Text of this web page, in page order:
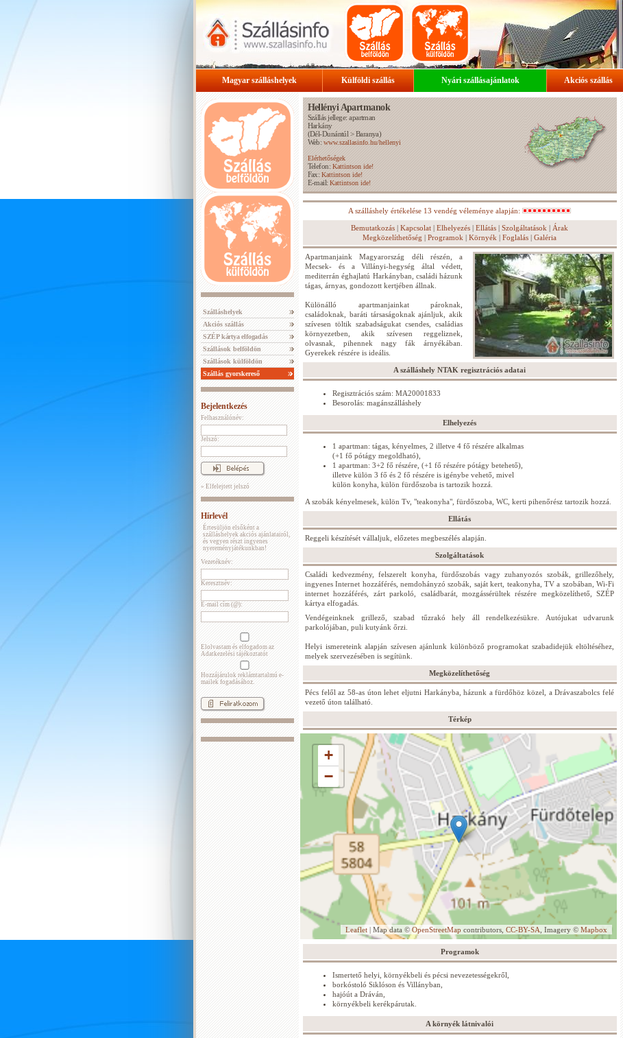
Magyar szálláshelyek Külföldi szállás Nyári szállásajánlatok Akciós szállás
Szálláshelyek
Akciós szállás
SZÉP kártya elfogadás
Szállások belföldön
Szállások külföldön
Szállás gyorskereső
Bejelentkezés
Felhasználónév:
Jelszó:
» Elfelejtett jelszó
Hírlevél
Értesüljön elsőként a
szálláshelyek akciós ajánlatairól,
és vegyen részt ingyenes
nyereményjátékunkban!
Vezetéknév:
Keresztnév:
E-mail cím (@):
Elolvastam és elfogadom az
Adatkezelési tájékoztatót
Hozzájárulok reklámtartalmú e-
mailek fogadásához.
Hellényi Apartmanok
Szállás jellege: apartman
Harkány
(Dél-Dunántúl >Baranya)
Web: www.szallasinfo.hu/hellenyi
Elérhetőségek
Telefon: Kattintson ide!
Fax: Kattintson ide!
E-mail:Kattintson ide!
A szálláshely értékelése 13 vendég véleménye alapján:
Bemutatkozás | Kapcsolat | Elhelyezés | Ellátás | Szolgáltatások | Árak
Megközelíthetőség | Programok | Környék | Foglalás | Galéria
Apartmanjaink Magyarország déli részén, a
Mecsek- és a Villányi-hegység által védett,
mediterrán éghajlatú Harkányban, családi házunk
tágas, árnyas, gondozott kertjében állnak.
Különálló apartmanjainkat pároknak,
családoknak, baráti társaságoknak ajánljuk, akik
szívesen töltik szabadságukat csendes, családias
környezetben, akik szívesen reggeliznek,
olvasnak, pihennek nagy fák árnyékában.
Gyerekek részére is ideális.
A szálláshely NTAK regisztrációs adatai
Regisztrációs szám: MA20001833
Besorolás: magánszálláshely
Elhelyezés
1 apartman: tágas, kényelmes, 2 illetve 4 fő részére alkalmas
(+1 fő pótágy megoldható),
1 apartman: 3+2 fő részére, (+1 fő részére pótágy betehető),
illetve külön 3 fő és 2 fő részére is igénybe vehető, mivel
külön konyha, külön fürdőszoba is tartozik hozzá.
A szobák kényelmesek, külön Tv, "teakonyha", fürdőszoba, WC, kerti pihenőrész tartozik hozzá.
Ellátás
Reggeli készítését vállaljuk, előzetes megbeszélés alapján.
Szolgáltatások
Családi kedvezmény, felszerelt konyha, fürdőszobás vagy zuhanyozós szobák, grillezőhely,
ingyenes Internet hozzáférés, nemdohányzó szobák, saját kert, teakonyha, TV a szobában, Wi-Fi
internet hozzáférés, zárt parkoló, családbarát, mozgássérültek részére megközelíthető, SZÉP
kártya elfogadás.
Vendégeinknek grillező, szabad tűzrakó hely áll rendelkezésükre. Autójukat udvarunk
parkolójában, puli kutyánk őrzi.
Helyi ismereteink alapján szívesen ajánlunk különböző programokat szabadidejük eltöltéséhez,
melyek szervezésében is segítünk.
Megközelíthetőség
Pécs felől az 58-as úton lehet eljutni Harkányba, házunk a fürdőhöz közel, a Drávaszabolcs felé
vezető úton található.
Térkép
+
−
Leaflet | Map data ©OpenStreetMap contributors, CC-BY-SA , Imagery © Mapbox
Programok
Ismertető helyi, környékbeli és pécsi nevezetességekről,
borkóstoló Siklóson és Villányban,
hajóút a Dráván,
környékbeli kerékpárutak.
A környék látnivalói